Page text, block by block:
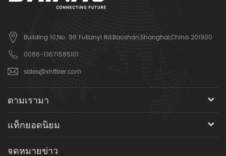
Building 10,No. 98 Fulianyi Rd,Baoshan,Shanghai,China 201900
0086-13671585101
sales@xhfiber.com
ตามเรามา
แท็กยอดนิยม
จดหมายข่าว